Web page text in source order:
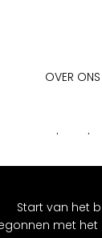
OVER ONS
. .
Start van het
met